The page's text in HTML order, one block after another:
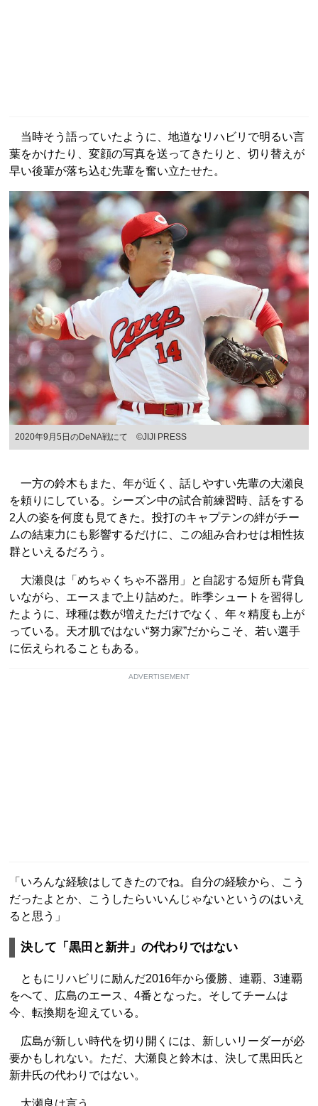
当時そう語っていたように、地道なリハビリで明るい言
葉をかけたり、変顔の写真を送ってきたりと、切り替えが
早い後輩が落ち込む先輩を奮い立たせた。
2020年9月5日のDeNA戦にて ©JIJI PRESS
一方の鈴木もまた、年が近く、話しやすい先輩の大瀬良
を頼りにしている。シーズン中の試合前練習時、話をする
2人の姿を何度も見てきた。投打のキャプテンの絆がチー
ムの結束力にも影響するだけに、この組み合わせは相性抜
群といえるだろう。
大瀬良は「めちゃくちゃ不器用」と自認する短所も背負
いながら、エースまで上り詰めた。昨季シュートを習得し
たように、球種は数が増えただけでなく、年々精度も上が
っている。天才肌ではない“努力家”だからこそ、若い選手
に伝えられることもある。
ADVERTISEMENT
「いろんな経験はしてきたのでね。自分の経験から、こう
だったよとか、こうしたらいいんじゃないというのはいえ
ると思う」
決して「黒田と新井」の代わりではない
ともにリハビリに励んだ2016年から優勝、連覇、3連覇
をへて、広島のエース、4番となった。そしてチームは
今、転換期を迎えている。
広島が新しい時代を切り開くには、新しいリーダーが必
要かもしれない。ただ、大瀬良と鈴木は、決して黒田氏と
新井氏の代わりではない。
大瀬良は言う。